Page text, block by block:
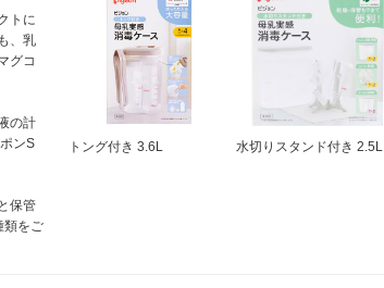
トに
、乳
グコ
の計
ンS
保管
類をご
トング付き 3.6L 水切りスタンド付き 2.5L